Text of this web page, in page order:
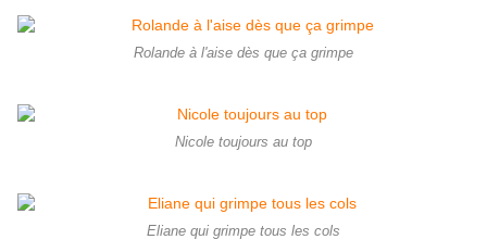
Rolande à l'aise dès que ça grimpe
Nicole toujours au top
Eliane qui grimpe tous les cols